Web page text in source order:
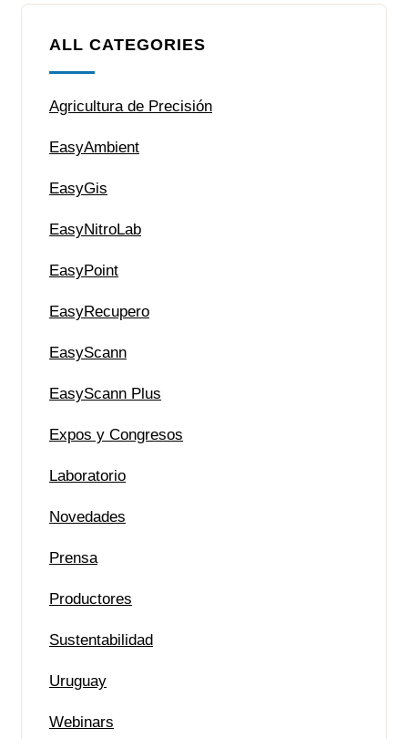
ALL CATEGORIES
Agricultura de Precisión
EasyAmbient
EasyGis
EasyNitroLab
EasyPoint
EasyRecupero
EasyScann
EasyScann Plus
Expos y Congresos
Laboratorio
Novedades
Prensa
Productores
Sustentabilidad
Uruguay
Webinars